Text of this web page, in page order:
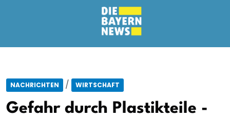
NACHRICHTEN / WIRTSCHAFT
Gefahr durch Plastikteile -